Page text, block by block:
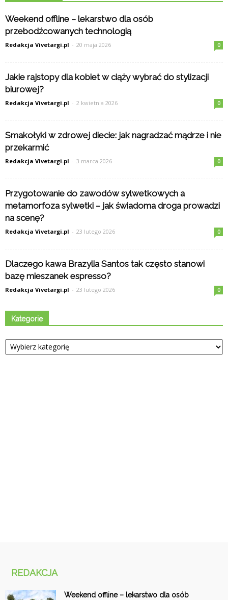
Weekend offline – lekarstwo dla osób
przebodźcowanych technologią
Redakcja Vivetargi.pl - 20 maja 2026 0
Jakie rajstopy dla kobiet w ciąży wybrać do stylizacji
biurowej?
Redakcja Vivetargi.pl - 2 kwietnia 2026 0
Smakołyki w zdrowej diecie: jak nagradzać mądrze i nie
przekarmić
Redakcja Vivetargi.pl - 3 marca 2026 0
Przygotowanie do zawodów sylwetkowych a
metamorfoza sylwetki – jak świadoma droga prowadzi
na scenę?
Redakcja Vivetargi.pl - 23 lutego 2026 0
Dlaczego kawa Brazylia Santos tak często stanowi
bazę mieszanek espresso?
Redakcja Vivetargi.pl - 23 lutego 2026 0
Kategorie
Kategorie
REDAKCJA
Weekend offline – lekarstwo dla osób